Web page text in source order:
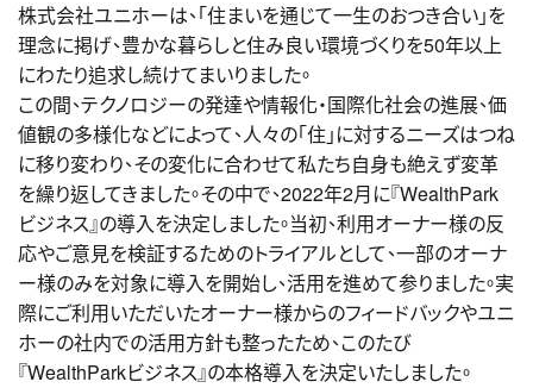
株式会社ユニホーは、「住まいを通じて一生のおつき合い」を
理念に掲げ、豊かな暮らしと住み良い環境づくりを50年以上
にわたり追求し続けてまいりました。
この間、テクノロジーの発達や情報化・国際化社会の進展、価
値観の多様化などによって、人々の「住」に対するニーズはつね
に移り変わり、その変化に合わせて私たち自身も絶えず変革
を繰り返してきました。その中で、2022年2月に『WealthPark
ビジネス』の導入を決定しました。当初、利用オーナー様の反
応やご意見を検証するためのトライアルとして、一部のオーナ
ー様のみを対象に導入を開始し、活用を進めて参りました。実
際にご利用いただいたオーナー様からのフィードバックやユニ
ホーの社内での活用方針も整ったため、このたび
『WealthParkビジネス』の本格導入を決定いたしました。